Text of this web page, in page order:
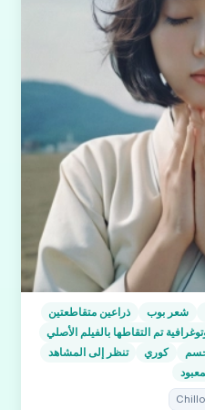
ذراعين متقاطعتين شعر بوب
تم التقاطها بالفيلم الأصلي
تنظر إلى المشاهد
كوري